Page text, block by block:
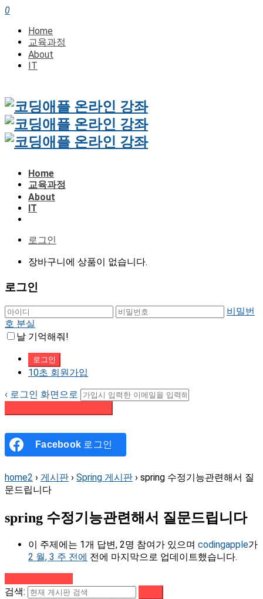
0
Home
교육과정
About
IT
Home
교육과정
About
IT
로그인
장바구니에 상품이 없습니다.
로그인
비밀번
호 분실
날 기억해줘!
10초 회원가입
‹ 로그인 화면으로
Facebook 로그인
home2 › 게시판 › Spring 게시판 › spring 수정기능관련해서 질
문드립니다
spring 수정기능관련해서 질문드립니다
이 주제에는 1개 답변, 2명 참여가 있으며 codingapple가
2 월, 3 주 전에 전에 마지막으로 업데이트했습니다.
검색: